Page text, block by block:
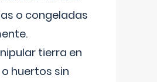
o congeladas
tierra en
huertos sin